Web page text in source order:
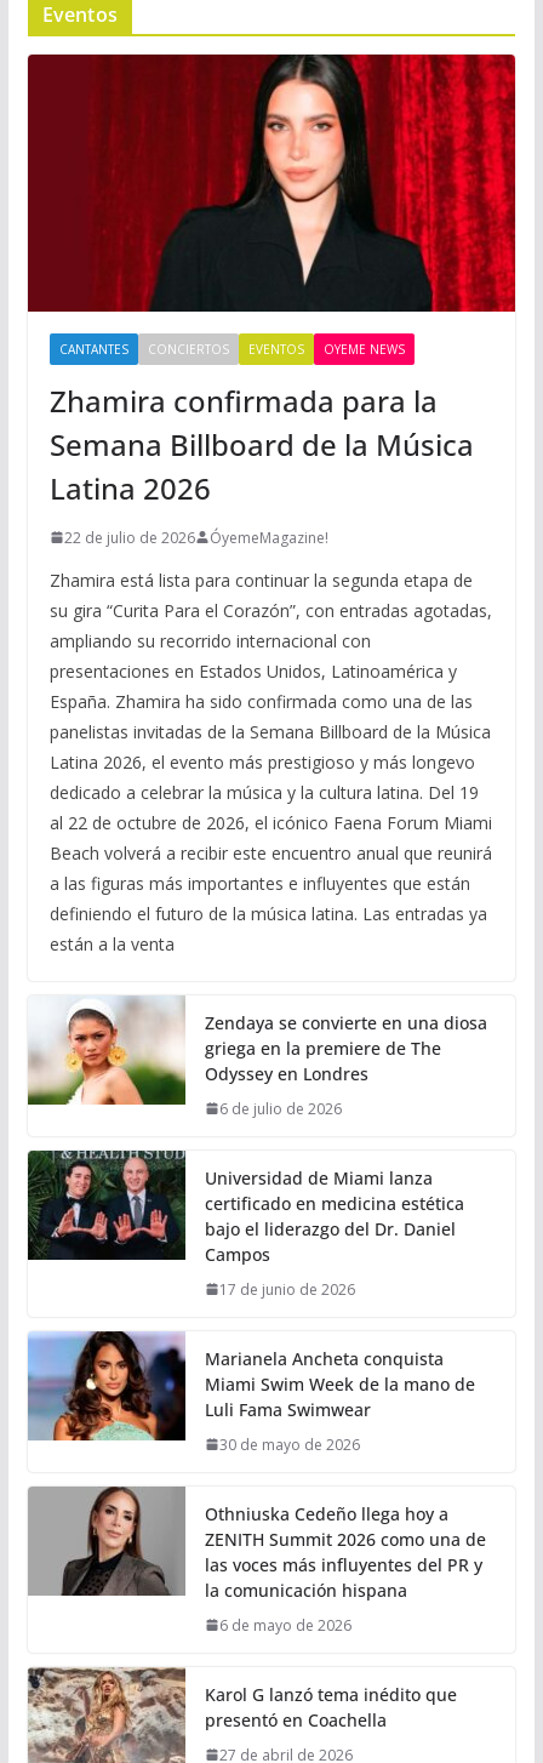
Eventos
CANTANTES CONCIERTOS EVENTOS OYEME NEWS
Zhamira confirmada para la
Semana Billboard de la Música
Latina 2026
22 de julio de 2026 ÓyemeMagazine!
Zhamira está lista para continuar la segunda etapa de
su gira “Curita Para el Corazón”, con entradas agotadas,
ampliando su recorrido internacional con
presentaciones en Estados Unidos, Latinoamérica y
España. Zhamira ha sido confirmada como una de las
panelistas invitadas de la Semana Billboard de la Música
Latina 2026, el evento más prestigioso y más longevo
dedicado a celebrar la música y la cultura latina. Del 19
al 22 de octubre de 2026, el icónico Faena Forum Miami
Beach volverá a recibir este encuentro anual que reunirá
a las figuras más importantes e influyentes que están
definiendo el futuro de la música latina. Las entradas ya
están a la venta
Zendaya se convierte en una diosa
griega en la premiere de The
Odyssey en Londres
6 de julio de 2026
Universidad de Miami lanza
certificado en medicina estética
bajo el liderazgo del Dr. Daniel
Campos
17 de junio de 2026
Marianela Ancheta conquista
Miami Swim Week de la mano de
Luli Fama Swimwear
30 de mayo de 2026
Othniuska Cedeño llega hoy a
ZENITH Summit 2026 como una de
las voces más influyentes del PR y
la comunicación hispana
6 de mayo de 2026
Karol G lanzó tema inédito que
presentó en Coachella
27 de abril de 2026